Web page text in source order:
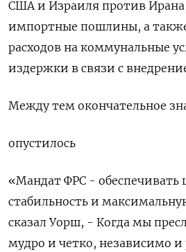
США и Израиля против
импортные пошлины, а
расходов на коммунальные
издержки в связи с
Между ‌тем окончательное
опустилось
«Мандат ФРС - обеспечивать
стабильность и
сказал Уорш, - Когда мы
мудро и четко, независимо